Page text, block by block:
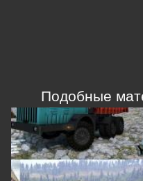
Подобные